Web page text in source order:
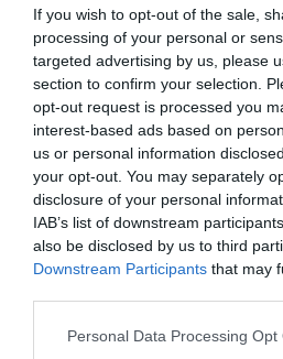
If you wish to opt-out of the sale,
processing of your personal or
targeted advertising by us, please
section to confirm your selection.
opt-out request is processed you
interest-based ads based on
us or personal information
your opt-out. You may separately
disclosure of your personal
IAB’s list of downstream
also be disclosed by us to third
Downstream Participants that may
Personal Data Processing Opt
Doppelbettzimmer mit Blick auf die
Berge
Doppelbettzimmer Economy mit
Gemeinschaftsbad
Das Einzelzimmer ist mit einem extern
(geteilt mit dem benachbarten Economy-
Das Economy-Doppelzimmer verfügt
Berge und ein extern gelegenes
benachbarten Einzelzimmer).
Das Zweibettzimmer mit Bergblick
herrlicher Aussicht und ein eigenes,
Das Doppelzimmer mit Bergblick verfügt